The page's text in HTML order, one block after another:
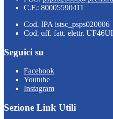
C.F.: 80005590411
Cod. IPA istsc_psps020006
Cod. uff. fatt. elettr.
Seguici su
Facebook
Youtube
Instagram
Sezione Link Utili